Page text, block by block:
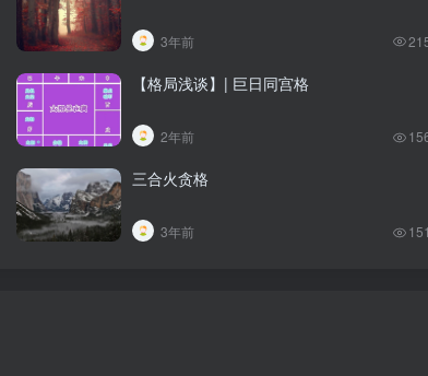
3年前
【格局浅谈】| 巨日同宫格
2年前
三合火贪格
3年前